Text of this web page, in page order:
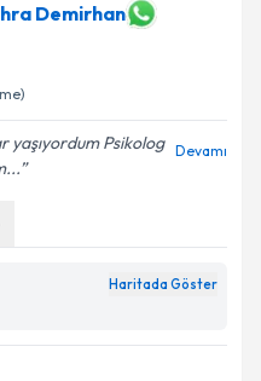
ilişkinAydınlatma
verilerimin belirtilen
Demirhan
yaşıyordum Psikolog Devamı
Haritada Göster